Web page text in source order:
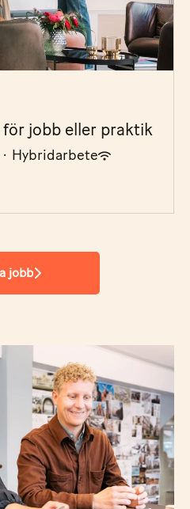
jobb eller praktik
· Hybridarbete
jobb